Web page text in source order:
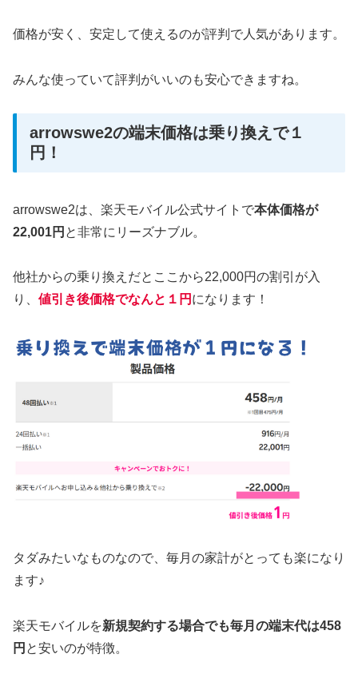
価格が安く、安定して使えるのが評判で人気があります。
みんな使っていて評判がいいのも安心できますね。
arrowswe2の端末価格は乗り換えで１
円！
arrowswe2は、楽天モバイル公式サイトで本体価格が
22,001円 と非常にリーズナブル。
他社からの乗り換えだとここから22,000円の割引が入
り、 値引き後価格でなんと１円 になります！
タダみたいなものなので、毎月の家計がとっても楽になり
ます♪
楽天モバイルを新規契約する場合でも毎月の端末代は458
円 と安いのが特徴。